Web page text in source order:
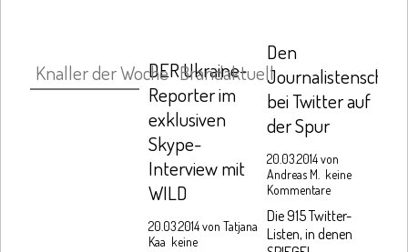
DER Ukraine-
Reporter im
exklusiven
Skype-
Interview mit
WILD
20.03.2014 von Tatjana
Kaa keine
Den
bei Twitter auf
der Spur
20.03.2014 von
Andreas M. keine
Kommentare
Die 915 Twitter-
Listen, in denen
Knaller der Woche Brandaktuell